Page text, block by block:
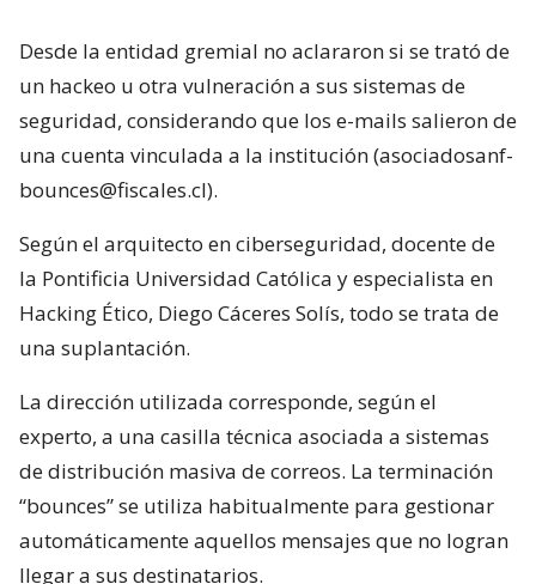
Desde la entidad gremial no aclararon si se trató de
un hackeo u otra vulneración a sus sistemas de
seguridad, considerando que los e-mails salieron de
una cuenta vinculada a la institución (asociadosanf-
bounces@fiscales.cl).
Según el arquitecto en ciberseguridad, docente de
la Pontificia Universidad Católica y especialista en
Hacking Ético, Diego Cáceres Solís, todo se trata de
una suplantación.
La dirección utilizada corresponde, según el
experto, a una casilla técnica asociada a sistemas
de distribución masiva de correos. La terminación
“bounces” se utiliza habitualmente para gestionar
automáticamente aquellos mensajes que no logran
llegar a sus destinatarios.